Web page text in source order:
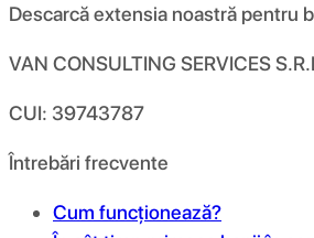
Descarcă extensia noastră pentru
VAN CONSULTING SERVICES
CUI: 39743787
Întrebări frecvente
Cum funcționează?